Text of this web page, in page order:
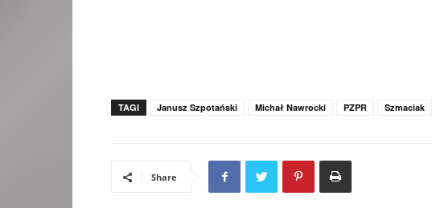
TAGI Janusz Szpotański Michał Nawrocki PZPR Szmaciak
Share